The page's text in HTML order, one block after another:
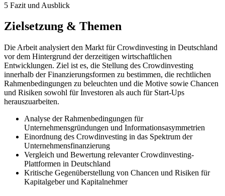
5 Fazit und Ausblick
Zielsetzung & Themen
Die Arbeit analysiert den Markt für Crowdinvesting in Deutschland
vor dem Hintergrund der derzeitigen wirtschaftlichen
Entwicklungen. Ziel ist es, die Stellung des Crowdinvesting
innerhalb der Finanzierungsformen zu bestimmen, die rechtlichen
Rahmenbedingungen zu beleuchten und die Motive sowie Chancen
und Risiken sowohl für Investoren als auch für Start-Ups
herauszuarbeiten.
Analyse der Rahmenbedingungen für
Unternehmensgründungen und Informationsasymmetrien
Einordnung des Crowdinvesting in das Spektrum der
Unternehmensfinanzierung
Vergleich und Bewertung relevanter Crowdinvesting-
Plattformen in Deutschland
Kritische Gegenüberstellung von Chancen und Risiken für
Kapitalgeber und Kapitalnehmer